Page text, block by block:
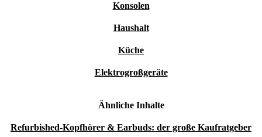
Konsolen
Haushalt
Küche
Elektrogroßgeräte
Ähnliche Inhalte
Refurbished-Kopfhörer & Earbuds: der große Kaufratgeber